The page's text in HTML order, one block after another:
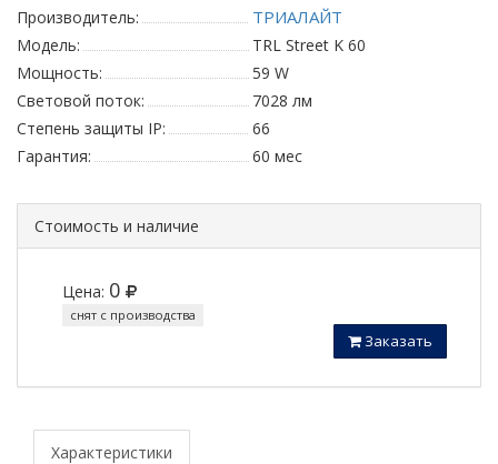
Производитель: ТРИАЛАЙТ
Модель:
TRL Street K 60
Мощность:
59 W
Световой поток:
7028 лм
Степень защиты IP:
66
Гарантия:
60 мес
Стоимость и наличие
Цена: 0
снят с производства
Заказать
Характеристики